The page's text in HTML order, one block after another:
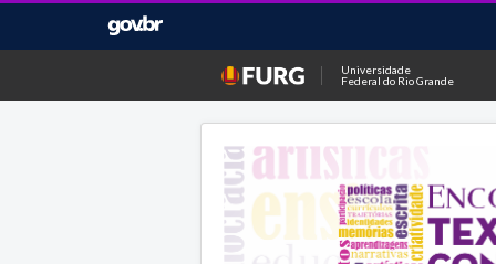
Universidade
Federal do Rio Grande